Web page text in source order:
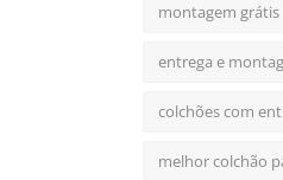
montagem grátis
entrega e
colchões com
melhor colchão